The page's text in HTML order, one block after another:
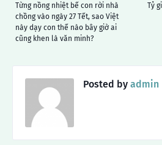
Tỷ
Từng nồng nhiệt bế con rời nhà
chồng vào ngày 27 Tết, sao Việt
này dạy con thế nào bây giờ ai
cũng khen là văn minh?
Posted by admin